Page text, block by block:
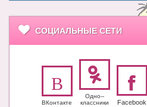
СОЦИАЛЬНЫЕ СЕТИ
ВКонтакте
Одно-­
класс­ники
Facebook